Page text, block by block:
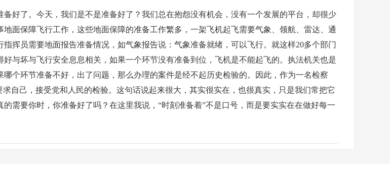
好了。今天，我们是不是准备好了？我们总在抱怨没有机会，没有一个发展的平台，却很少
面保障飞行工作，这些地面保障的准备工作繁多，一架飞机起飞需要气象、领航、雷达、通
挥员需要地面报告准备情况，如气象报告说：气象准备就绪，可以飞行。就这样20多个部门
与坏与飞行安全息息相关，如果一个环节没有准备到位，飞机是不能起飞的。执法机关也是
个环节准备不好，出了问题，那么办理的案件是经不起历史检验的。因此，作为一名检察
自己，接受党和人民的检验。这句话说起来很大，其实很实在，也很真实，只是我们常把它
需要你时，你准备好了吗？在这里我说，“时刻准备着”不是口号，而是要实实在在做好每一